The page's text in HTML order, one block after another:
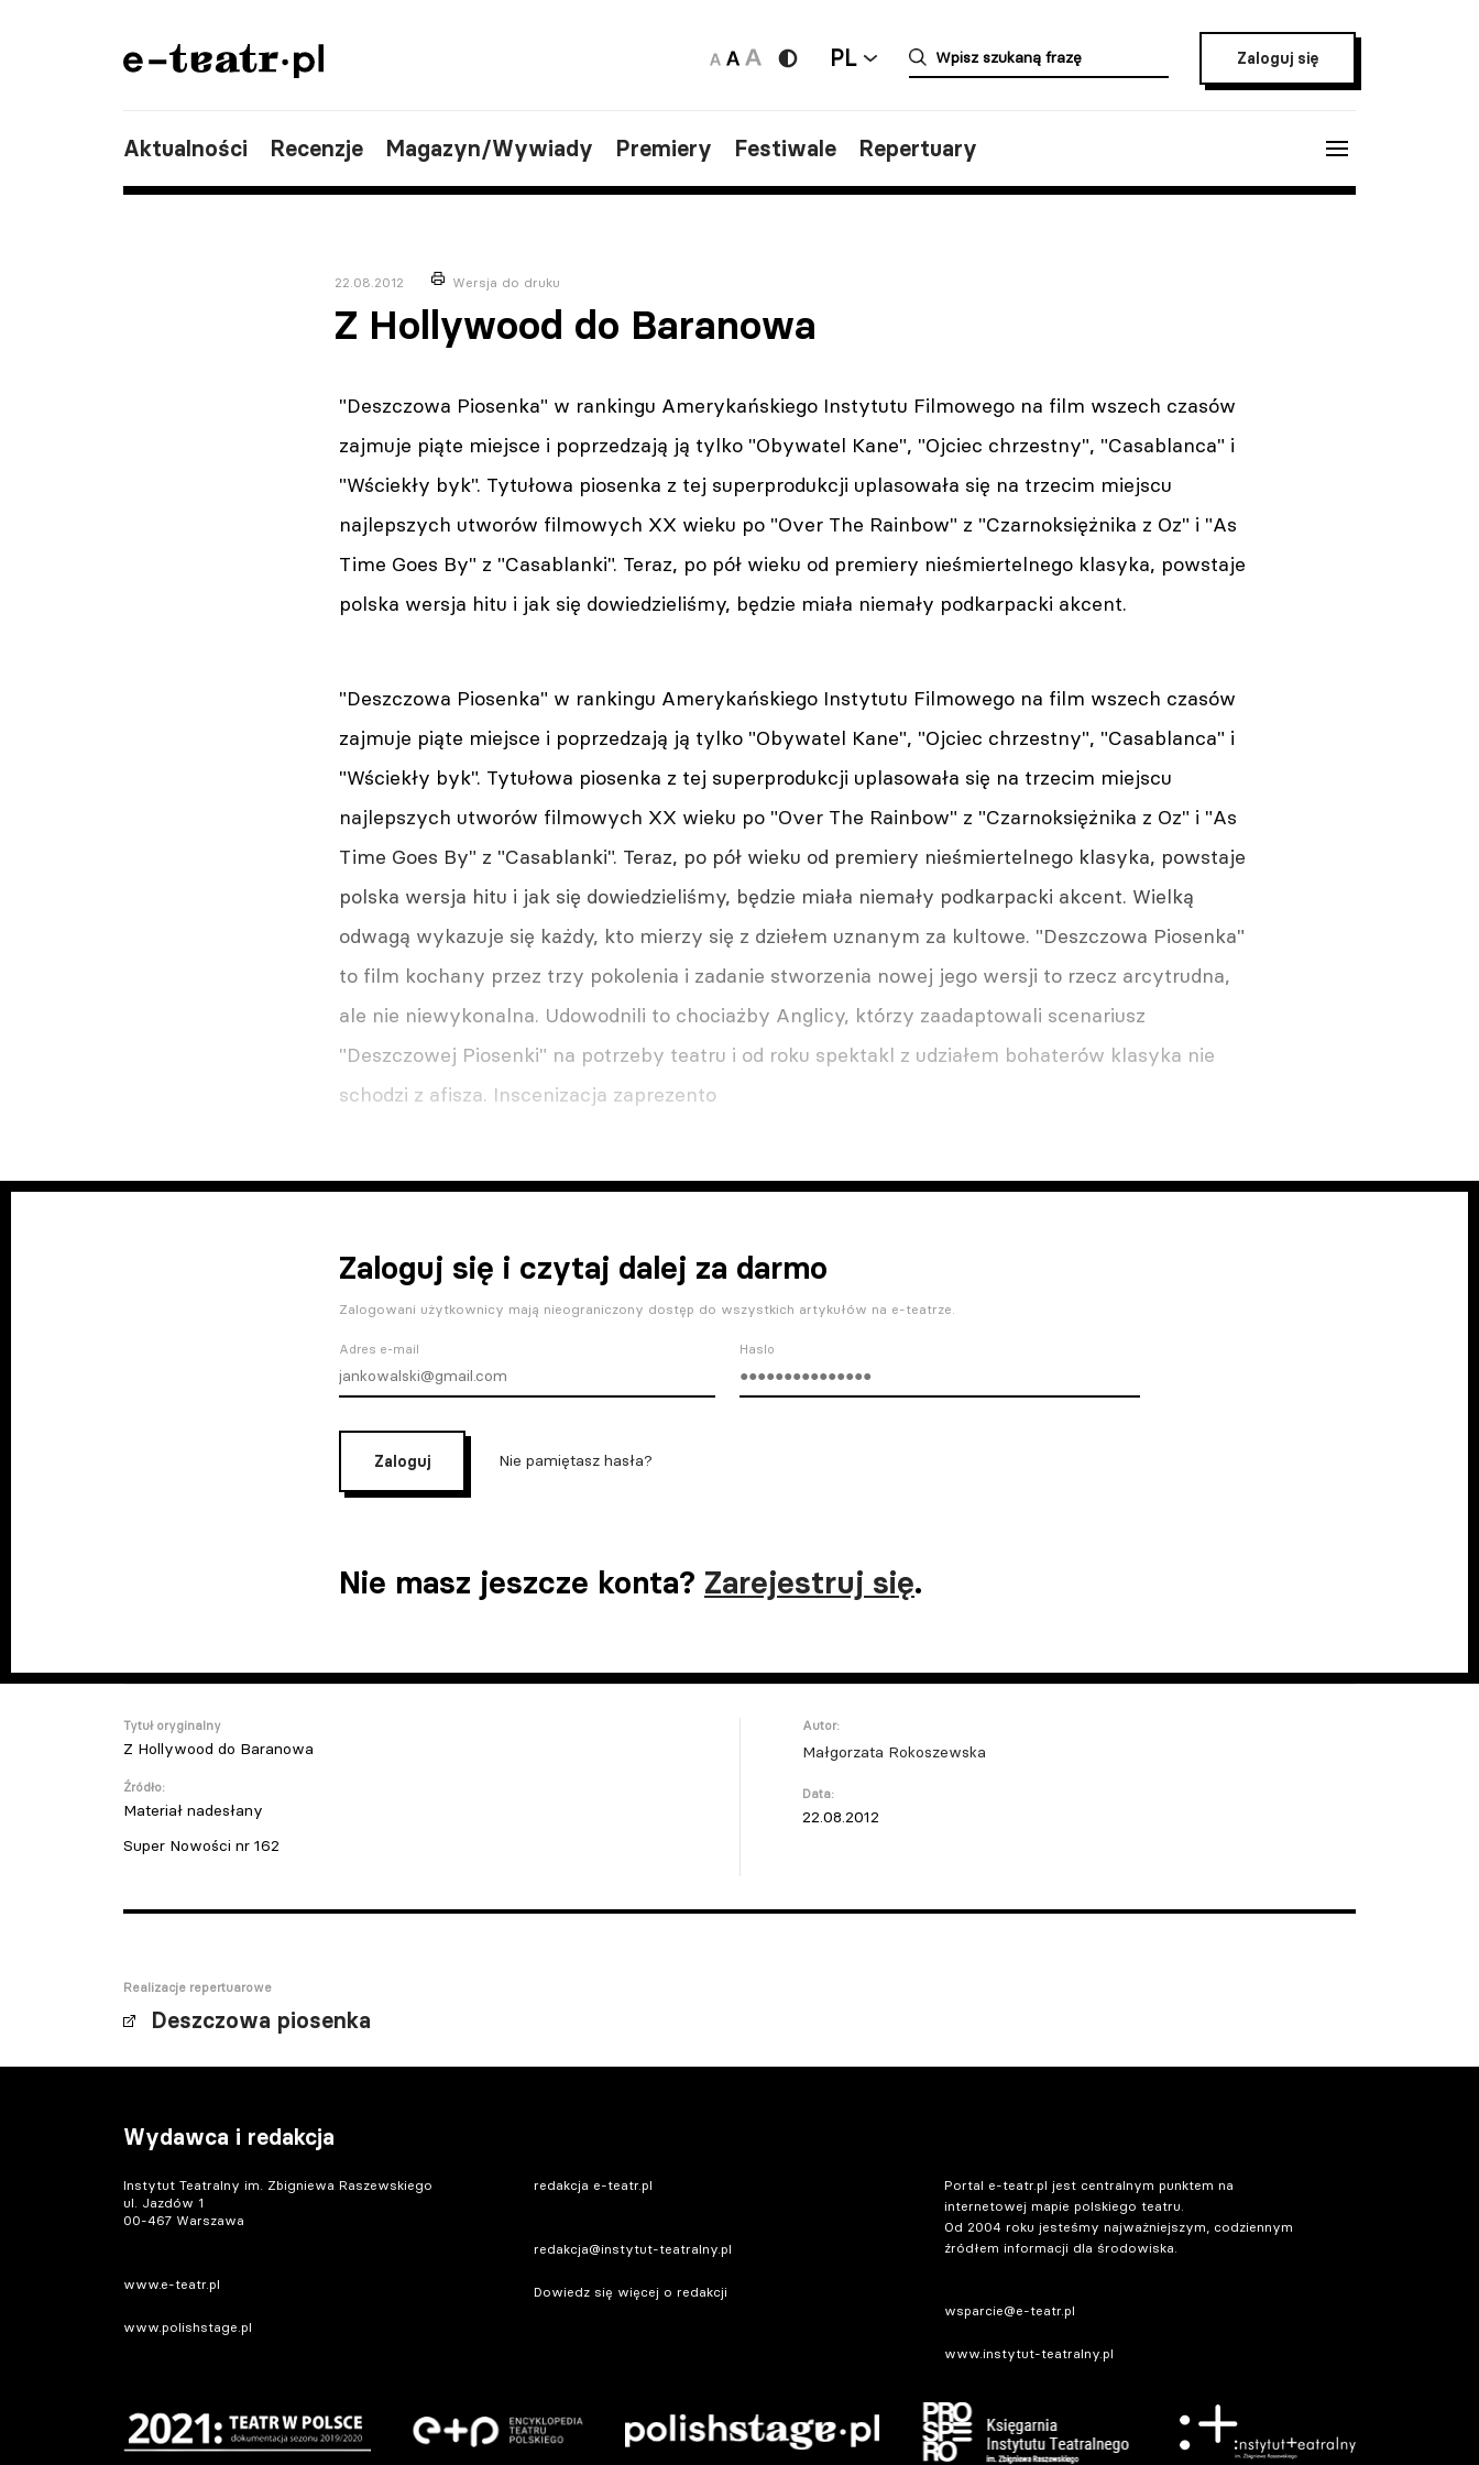
PL Zaloguj się
Aktualności Recenzje Magazyn/Wywiady Premiery Festiwale Repertuary
22.08.2012 Wersja do druku
Z Hollywood do Baranowa
"Deszczowa Piosenka" w rankingu Amerykańskiego Instytutu Filmowego na film wszech czasów
zajmuje piąte miejsce i poprzedzają ją tylko "Obywatel Kane", "Ojciec chrzestny", "Casablanca" i
"Wściekły byk". Tytułowa piosenka z tej superprodukcji uplasowała się na trzecim miejscu
najlepszych utworów filmowych XX wieku po "Over The Rainbow" z "Czarnoksiężnika z Oz" i "As
Time Goes By" z "Casablanki". Teraz, po pół wieku od premiery nieśmiertelnego klasyka, powstaje
polska wersja hitu i jak się dowiedzieliśmy, będzie miała niemały podkarpacki akcent.
"Deszczowa Piosenka" w rankingu Amerykańskiego Instytutu Filmowego na film wszech czasów
zajmuje piąte miejsce i poprzedzają ją tylko "Obywatel Kane", "Ojciec chrzestny", "Casablanca" i
"Wściekły byk". Tytułowa piosenka z tej superprodukcji uplasowała się na trzecim miejscu
najlepszych utworów filmowych XX wieku po "Over The Rainbow" z "Czarnoksiężnika z Oz" i "As
Time Goes By" z "Casablanki". Teraz, po pół wieku od premiery nieśmiertelnego klasyka, powstaje
polska wersja hitu i jak się dowiedzieliśmy, będzie miała niemały podkarpacki akcent. Wielką
odwagą wykazuje się każdy, kto mierzy się z dziełem uznanym za kultowe. "Deszczowa Piosenka"
to film kochany przez trzy pokolenia i zadanie stworzenia nowej jego wersji to rzecz arcytrudna,
ale nie niewykonalna. Udowodnili to chociażby Anglicy, którzy zaadaptowali scenariusz
"Deszczowej Piosenki" na potrzeby teatru i od roku spektakl z udziałem bohaterów klasyka nie
schodzi z afisza. Inscenizacja zaprezento
Zaloguj się i czytaj dalej za darmo
Zalogowani użytkownicy mają nieograniczony dostęp do wszystkich artykułów na e-teatrze.
Adres e-mail Haslo
Zaloguj Nie pamiętasz hasła?
Nie masz jeszcze konta? Zarejestruj się.
Tytuł oryginalny
Z Hollywood do Baranowa
Źródło:
Materiał nadesłany
Super Nowości nr 162
Autor:
Małgorzata Rokoszewska
Data:
22.08.2012
Realizacje repertuarowe
Deszczowa piosenka
Wydawca i redakcja
Instytut Teatralny im. Zbigniewa Raszewskiego
ul. Jazdów 1
00-467 Warszawa
www.e-teatr.pl
www.polishstage.pl
redakcja e-teatr.pl
redakcja@instytut-teatralny.pl
Dowiedz się więcej o redakcji
Portal e-teatr.pl jest centralnym punktem na
internetowej mapie polskiego teatru.
Od 2004 roku jesteśmy najważniejszym, codziennym
źródłem informacji dla środowiska.
wsparcie@e-teatr.pl
www.instytut-teatralny.pl